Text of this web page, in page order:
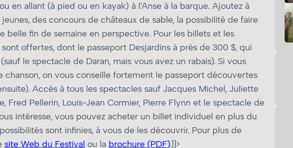
en allant (à pied ou en kayak) à l’Anse à la barque. Ajoutez à
des concours de châteaux de sable, la possibilité de faire
belle fin de semaine en perspective. Pour les billets et les
offertes, dont le passeport Desjardins à près de 300 $, qui
le spectacle de Daran, mais vous avez un rabais). Si vous
chanson, on vous conseille fortement le passeport découvertes
Accès à tous les spectacles sauf Jacques Michel, Juliette
Fred Pellerin, Louis-Jean Cormier, Pierre Flynn et le spectacle de
intéresse, vous pouvez acheter un billet individuel en plus du
sont infinies, à vous de les découvrir. Pour plus de
site Web du Festival ou la brochure (PDF).]]>